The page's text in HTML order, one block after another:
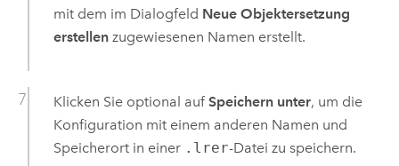
mit dem im Dialogfeld Neue Objektersetzung
erstellenzugewiesenen Namen erstellt.
Klicken Sie optional auf Speichern unter, um die
Konfiguration mit einem anderen Namen und
Speicherort in einer .lrer-Datei zu speichern.